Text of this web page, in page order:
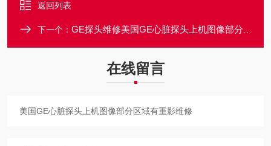
返回列表
下一个： GE探头维修美国GE心脏探头上机图像部分区域有干扰维修
在线留言